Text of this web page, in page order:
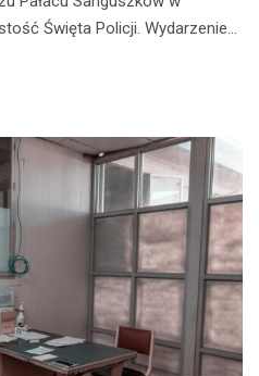
Święta Policji. Wydarzenie…